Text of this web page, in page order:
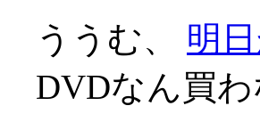
ううむ、 明
DVDなん買